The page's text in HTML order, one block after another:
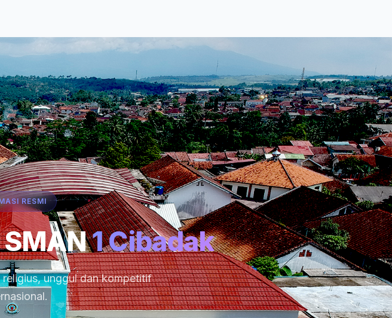
RESMI
SMAN1 Cibadak
unggul dan kompetitif